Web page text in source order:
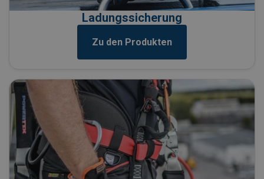
Ladungssicherung
Zu den Produkten